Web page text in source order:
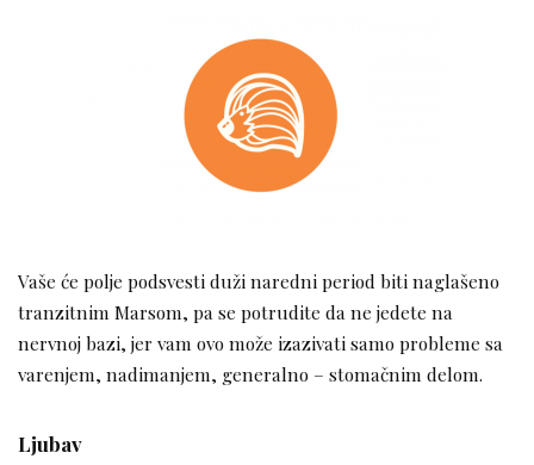
Vaše će polje podsvesti duži naredni period biti naglašeno
tranzitnim Marsom, pa se potrudite da ne jedete na
nervnoj bazi, jer vam ovo može izazivati samo probleme sa
varenjem, nadimanjem, generalno – stomačnim delom.
Ljubav